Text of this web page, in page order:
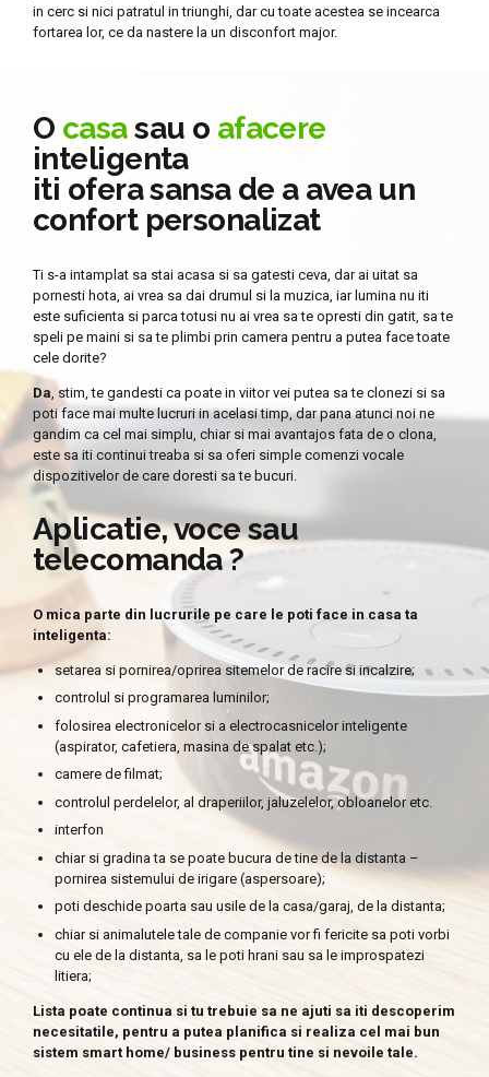
in cerc si nici patratul in triunghi, dar cu toate acestea se incearca
fortarea lor, ce da nastere la un disconfort major.
O casasau o afacere
inteligenta
iti ofera sansa de a avea un
confort personalizat
Ti s-a intamplat sa stai acasa si sa gatesti ceva, dar ai uitat sa
pornesti hota, ai vrea sa dai drumul si la muzica, iar lumina nu iti
este suficienta si parca totusi nu ai vrea sa te opresti din gatit, sa te
speli pe maini si sa te plimbi prin camera pentru a putea face toate
cele dorite?
Da , stim, te gandesti ca poate in viitor vei putea sa te clonezi si sa
poti face mai multe lucruri in acelasi timp, dar pana atunci noi ne
gandim ca cel mai simplu, chiar si mai avantajos fata de o clona,
este sa iti continui treaba si sa oferi simple comenzi vocale
dispozitivelor de care doresti sa te bucuri.
Aplicatie, voce sau
telecomanda ?
O mica parte din lucrurile pe care le poti face in casa ta
inteligenta:
setarea si pornirea/oprirea sitemelor de racire si incalzire;
controlul si programarea luminilor;
folosirea electronicelor si a electrocasnicelor inteligente
(aspirator, cafetiera, masina de spalat etc.);
camere de filmat;
controlul perdelelor, al draperiilor, jaluzelelor, obloanelor etc.
interfon
chiar si gradina ta se poate bucura de tine de la distanta –
pornirea sistemului de irigare (aspersoare);
poti deschide poarta sau usile de la casa/garaj, de la distanta;
chiar si animalutele tale de companie vor fi fericite sa poti vorbi
cu ele de la distanta, sa le poti hrani sau sa le improspatezi
litiera;
Lista poate continua si tu trebuie sa ne ajuti sa iti descoperim
necesitatile, pentru a putea planifica si realiza cel mai bun
sistem smart home/ business pentru tine si nevoile tale.